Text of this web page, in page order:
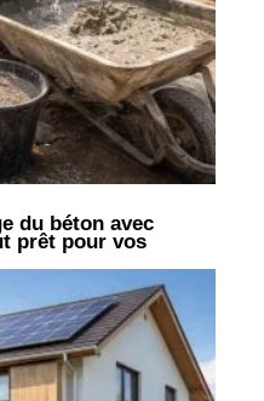
du béton avec
prêt pour vos